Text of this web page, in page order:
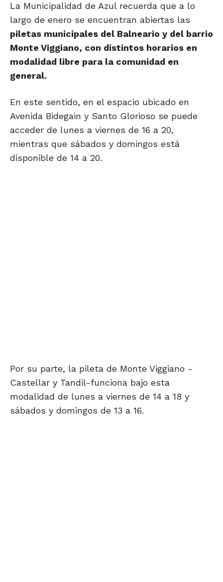
La Municipalidad de Azul recuerda que a lo
largo de enero se encuentran abiertas las
piletas municipales del Balneario y del barrio
Monte Viggiano, con distintos horarios en
modalidad libre para la comunidad en
general.
En este sentido, en el espacio ubicado en
Avenida Bidegain y Santo Glorioso se puede
acceder de lunes a viernes de 16 a 20,
mientras que sábados y domingos está
disponible de 14 a 20.
Por su parte, la pileta de Monte Viggiano -
Castellar y Tandil-funciona bajo esta
modalidad de lunes a viernes de 14 a 18 y
sábados y domingos de 13 a 16.